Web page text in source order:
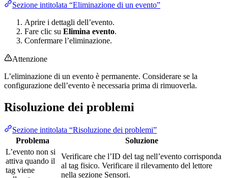
Sezione intitolata “Eliminazione di un evento”
Aprire i dettagli dell’evento.
Fare clic su Elimina evento.
Confermare l’eliminazione.
Attenzione
L’eliminazione di un evento è permanente. Considerare se la
configurazione dell’evento è necessaria prima di rimuoverla.
Risoluzione dei problemi
Sezione intitolata “Risoluzione dei problemi”
Problema
Soluzione
L’evento non si
attiva quando il
tag viene
Verificare che l’ID del tag nell’evento corrisponda
al tag fisico. Verificare il rilevamento del lettore
nella sezione Sensori.